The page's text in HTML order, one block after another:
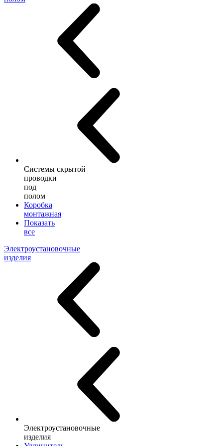
Системы скрытой
проводки
под
полом
Коробка
монтажная
Показать
все
Электроустановочные
изделия
Электроустановочные
изделия